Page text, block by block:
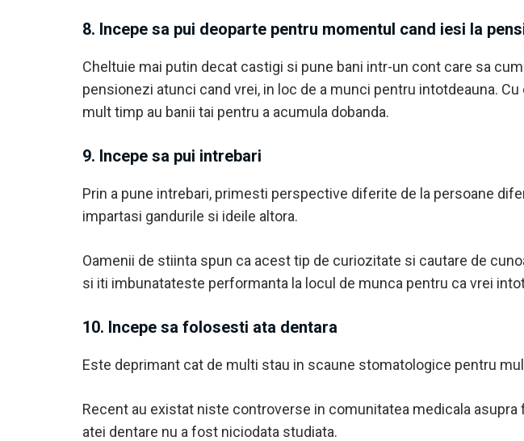
8. Incepe sa pui deoparte pentru momentul cand iesi la
Cheltuie mai putin decat castigi si pune bani intr-un cont care sa
pensionezi atunci cand vrei, in loc de a munci pentru intotdeauna.
mult timp au banii tai pentru a acumula dobanda.
9. Incepe sa pui intrebari
Prin a pune intrebari, primesti perspective diferite de la persoane
impartasi gandurile si ideile altora.
Oamenii de stiinta spun ca acest tip de curiozitate si cautare de
si iti imbunatateste performanta la locul de munca pentru ca vrei
10. Incepe sa folosesti ata dentara
Este deprimant cat de multi stau in scaune stomatologice pentru
Recent au existat niste controverse in comunitatea medicala
atei dentare nu a fost niciodata studiata.